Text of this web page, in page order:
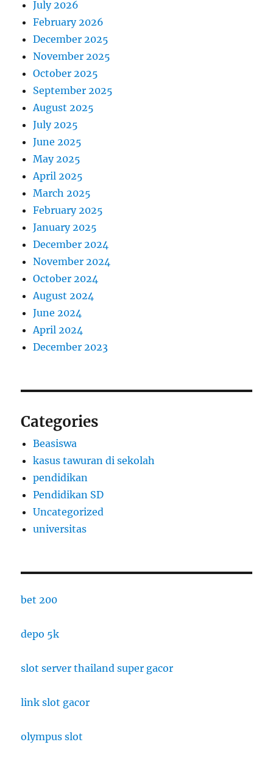
July 2026
February 2026
December 2025
November 2025
October 2025
September 2025
August 2025
July 2025
June 2025
May 2025
April 2025
March 2025
February 2025
January 2025
December 2024
November 2024
October 2024
August 2024
June 2024
April 2024
December 2023
Categories
Beasiswa
kasus tawuran di sekolah
pendidikan
Pendidikan SD
Uncategorized
universitas
bet 200
depo 5k
slot server thailand super gacor
link slot gacor
olympus slot